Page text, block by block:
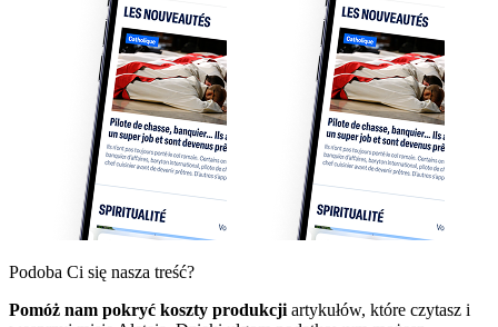
Podoba Ci się nasza treść?
Pomóż nam pokryć koszty produkcji artykułów, które czytasz i